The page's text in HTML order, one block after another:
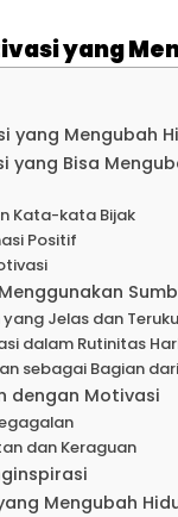
yang
yang Mengubah
yang Bisa
Kata-kata Bijak
Positif
Jelas dan
dalam Rutinitas
sebagai Bagian
dengan Motivasi
dan Keraguan
Mengubah